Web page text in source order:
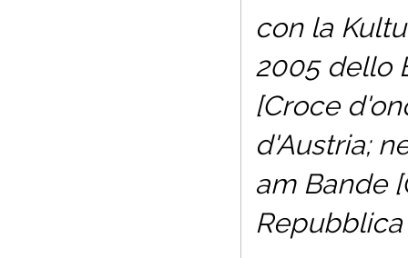
con la
2005 dello
[Croce
d'Austria;
am Bande